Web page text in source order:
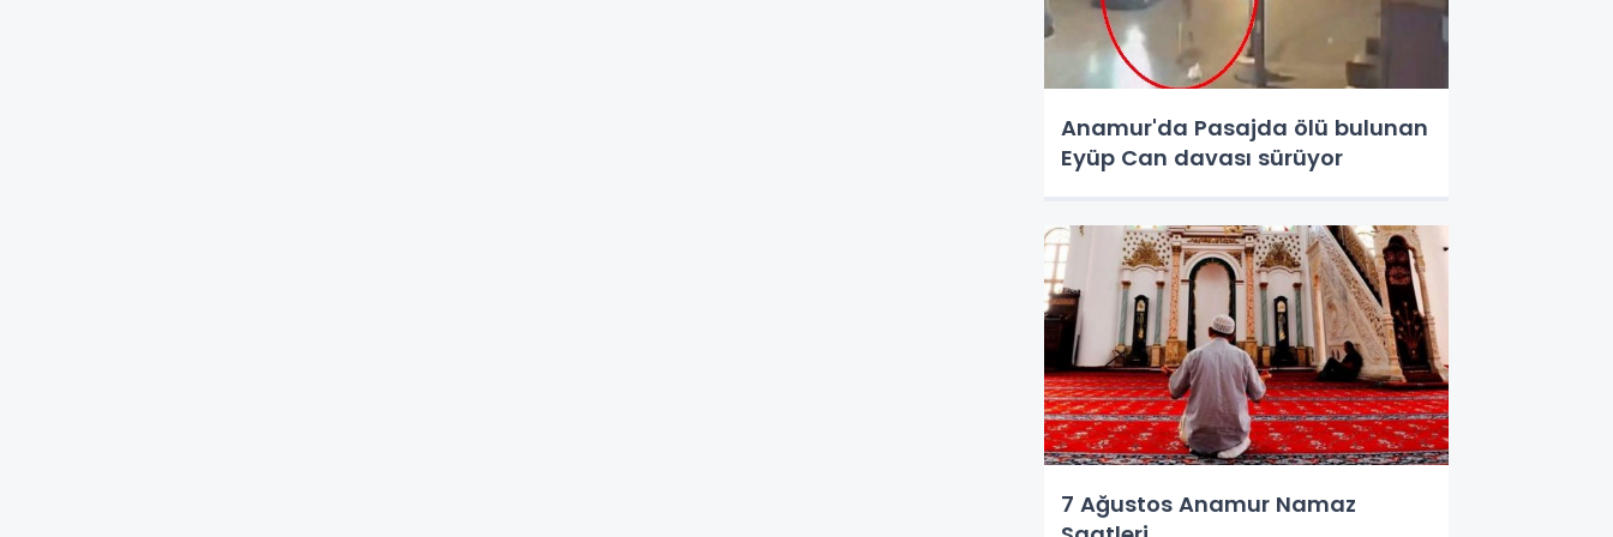
Anamur'da Pasajda ölü bulunan
Eyüp Can davası sürüyor
7 Ağustos Anamur Namaz